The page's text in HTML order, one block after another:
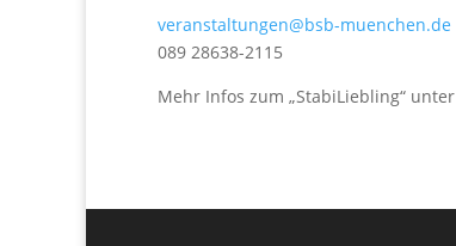
veranstaltungen@bsb-muenchen.de
089 28638-2115
Mehr Infos zum „StabiLiebling“ unter